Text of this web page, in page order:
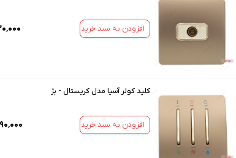
افزودن به سبد خرید
کلید کولر آسیا مدل کریستال - بژ
افزودن به سبد خرید